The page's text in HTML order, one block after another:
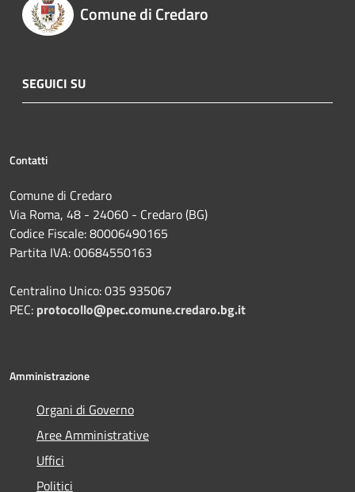
Comune di Credaro
SEGUICI SU
Contatti
Comune di Credaro
Via Roma, 48 - 24060 - Credaro (BG)
Codice Fiscale: 80006490165
Partita IVA: 00684550163
Centralino Unico: 035 935067
PEC: protocollo@pec.comune.credaro.bg.it
Amministrazione
Organi di Governo
Aree Amministrative
Uffici
Politici